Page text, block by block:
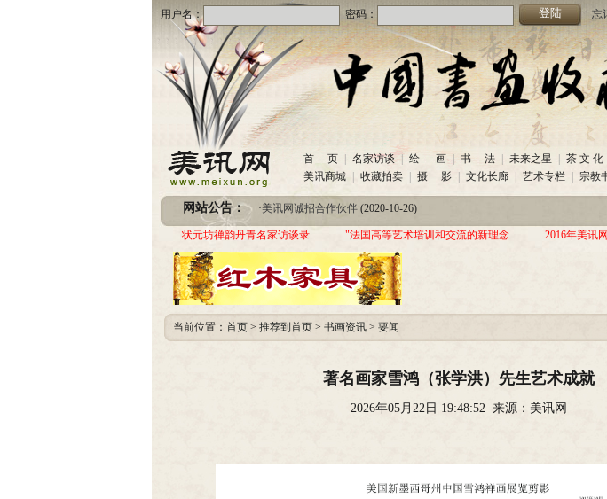
用户名： 密码： 忘
首 页 名家访谈 绘 画 书 法 未来之星 茶 文 化
美讯商城
收藏拍卖 摄 影 文化长廊 艺术专栏 宗教
网站公告：
·美讯网诚招合作伙伴(2020-10-26)
· 中国书画收藏频道服务咨询热线 (2020-06-26)
圆梦助学 爱心传递—中国当代实力派书画家作品交流展暨三年帮助100位贫困儿童行动北京首站启动仪式
·美讯网诚招合作伙伴 (2020-10-26)
·中国书画收藏频道服务咨询热线(2020-06-26)
· 圆梦助学 爱心传递—中国当代实力派书画家作品交流展暨三年帮助100位贫困儿童行动北京首站启动仪式
状元坊禅韵丹青名家访谈录 "法国高等艺术培训和交流的新理念 2016年美讯
当前位置： 首页 > 推荐到首页 > 书画资讯 > 要闻
著名画家雪鸿（张学洪）先生艺术成就
2026年05月22日 19:48:52 来源：美讯网